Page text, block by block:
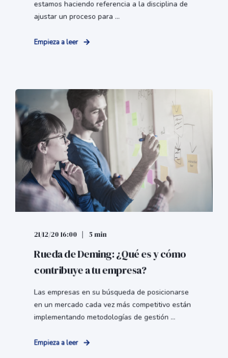
estamos haciendo referencia a la disciplina de
ajustar un proceso para ...
Empieza a leer
21/12/20 16:00 5 min
Rueda de Deming: ¿Qué es y cómo
contribuye a tu empresa?
Las empresas en su búsqueda de posicionarse
en un mercado cada vez más competitivo están
implementando metodologías de gestión ...
Empieza a leer